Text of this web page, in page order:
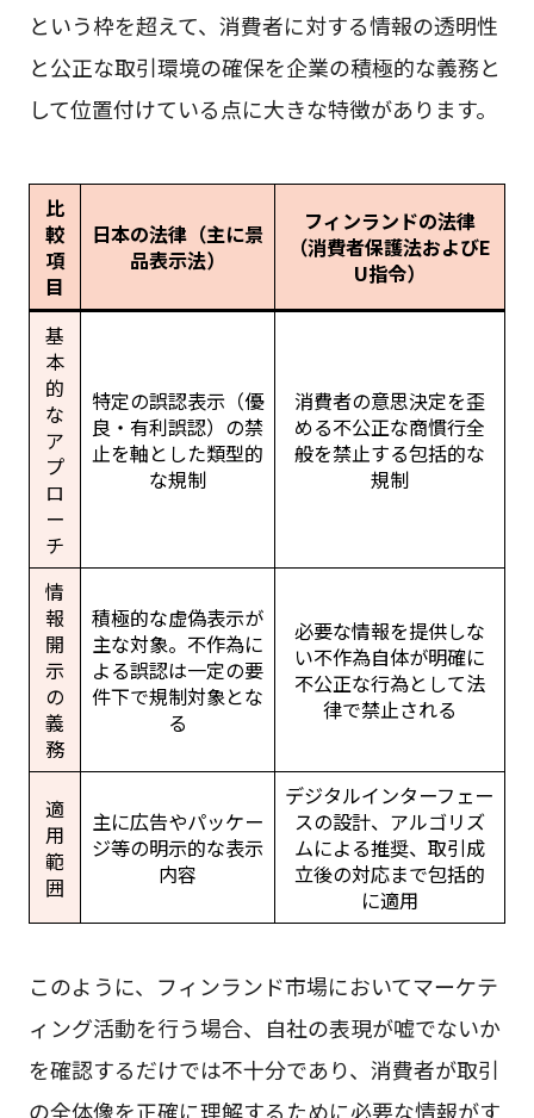
という枠を超えて、消費者に対する情報の透明性
と公正な取引環境の確保を企業の積極的な義務と
して位置付けている点に大きな特徴があります。
比
較
項
目
日本の法律（主に景
品表示法）
フィンランドの法律
（消費者保護法およびE
U指令）
基
本
的
な
ア
プ
ロ
ー
チ
特定の誤認表示（優
良・有利誤認）の禁
止を軸とした類型的
な規制
消費者の意思決定を歪
める不公正な商慣行全
般を禁止する包括的な
規制
情
報
開
示
の
義
務
積極的な虚偽表示が
主な対象。不作為に
よる誤認は一定の要
件下で規制対象とな
る
必要な情報を提供しな
い不作為自体が明確に
不公正な行為として法
律で禁止される
適
用
範
囲
主に広告やパッケー
ジ等の明示的な表示
内容
デジタルインターフェー
スの設計、アルゴリズ
ムによる推奨、取引成
立後の対応まで包括的
に適用
このように、フィンランド市場においてマーケテ
ィング活動を行う場合、自社の表現が嘘でないか
を確認するだけでは不十分であり、消費者が取引
の全体像を正確に理解するために必要な情報がす